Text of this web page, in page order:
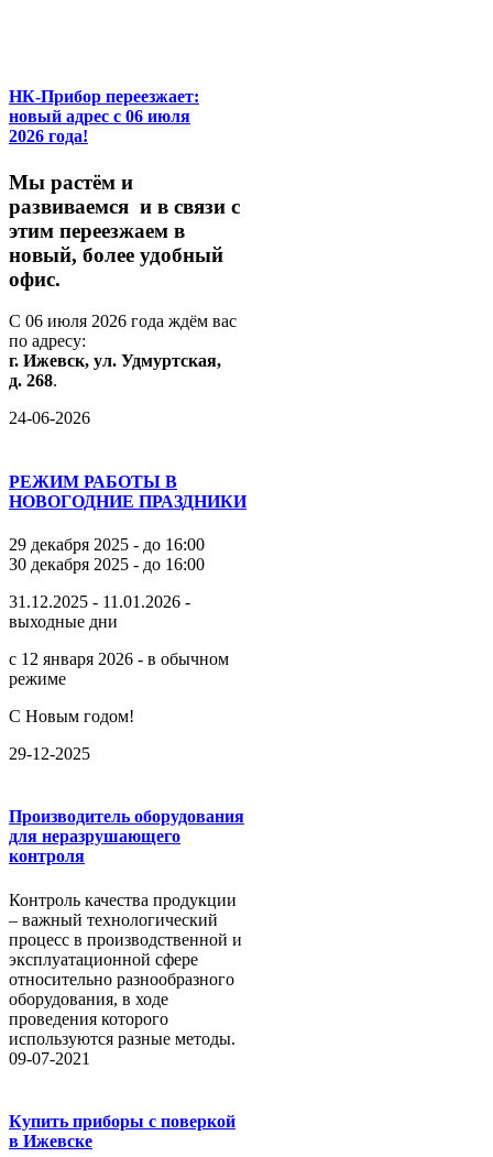
НК-Прибор переезжает:
новый адрес с 06 июля
2026 года!
Мы растём и
развиваемся и в связи с
этим переезжаем в
новый, более удобный
офис.
С 06 июля 2026 года ждём вас
по адресу:
г. Ижевск, ул. Удмуртская,
д. 268.
24-06-2026
РЕЖИМ РАБОТЫ В
НОВОГОДНИЕ ПРАЗДНИКИ
29 декабря 2025 - до 16:00
30 декабря 2025 - до 16:00
31.12.2025 - 11.01.2026 -
выходные дни
с 12 января 2026 - в обычном
режиме
С Новым годом!
29-12-2025
Производитель оборудования
для неразрушающего
контроля
Контроль качества продукции
– важный технологический
процесс в производственной и
эксплуатационной сфере
относительно разнообразного
оборудования, в ходе
проведения которого
используются разные методы.
09-07-2021
Купить приборы с поверкой
в Ижевске